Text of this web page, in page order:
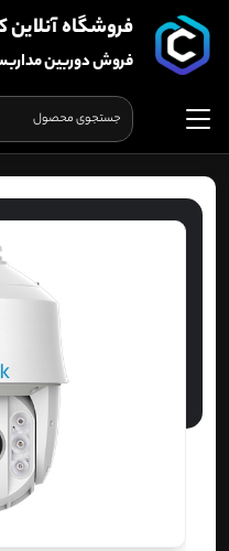
فروشگاه آنلاین
فروش دوربین